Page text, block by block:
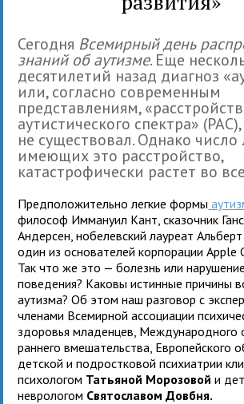
Сегодня Всемирный день
знаний об аутизме. Еще
десятилетий назад диагноз
или, согласно современным
представлениям,
аутистического спектра» (РАС),
не существовал. Однако
имеющих это расстройство,
катастрофически растет во
Предположительно легкие формы
философ Иммануил Кант, сказочник
Андерсен, нобелевский лауреат
один из основателей корпорации Apple
Так что же это — болезнь или
поведения? Каковы истинные причины
аутизма? Об этом наш разговор с
членами Всемирной ассоциации
здоровья младенцев, Международного
раннего вмешательства, Европейского
детской и подростковой психиатрии
психологом Татьяной Морозовой и
неврологом Святославом Довбня.